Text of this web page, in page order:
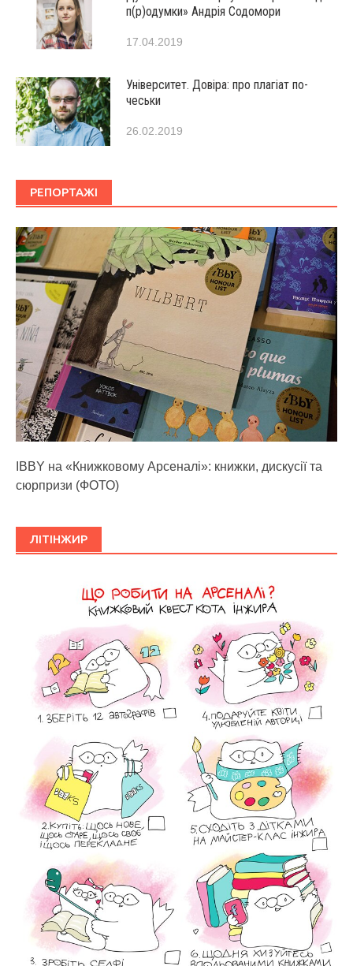
п(р)одумки» Андрія Содомори
17.04.2019
Університет. Довіра: про плагіат по-
чеськи
26.02.2019
РЕПОРТАЖІ
IBBY на «Книжковому Арсеналі»: книжки, дискусії та
сюрпризи (ФОТО)
ЛІТІНЖИР